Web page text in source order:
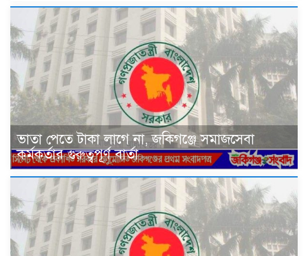
ভাতা পেতে টাকা লাগে না, জকিগঞ্জে সমাজসেবা
কর্মকর্তার গুরুত্বপূর্ণ বার্তা